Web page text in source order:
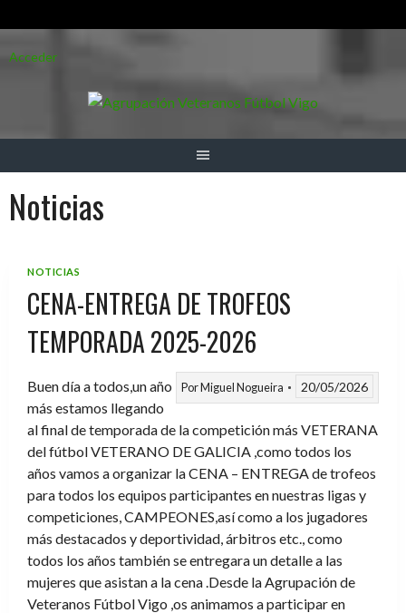
alAcceder
Noticias
NOTICIAS
CENA-ENTREGA DE TROFEOS
TEMPORADA 2025-2026
PorMiguel Nogueira 20/05/2026
Buen día a todos,un año
más estamos llegando
al final de temporada de la competición más VETERANA
del fútbol VETERANO DE GALICIA ,como todos los
años vamos a organizar la CENA – ENTREGA de trofeos
para todos los equipos participantes en nuestras ligas y
competiciones, CAMPEONES,así como a los jugadores
más destacados y deportividad, árbitros etc., como
todos los años también se entregara un detalle a las
mujeres que asistan a la cena .Desde la Agrupación de
Veteranos Fútbol Vigo ,os animamos a participar en